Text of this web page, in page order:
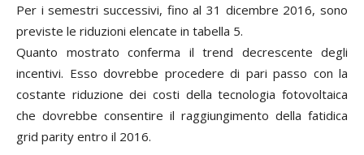
Per i semestri successivi, fino al 31 dicembre 2016, sono
previste le riduzioni elencate in tabella 5.
Quanto mostrato conferma il trend decrescente degli
incentivi. Esso dovrebbe procedere di pari passo con la
costante riduzione dei costi della tecnologia fotovoltaica
che dovrebbe consentire il raggiungimento della fatidica
grid parity entro il 2016.